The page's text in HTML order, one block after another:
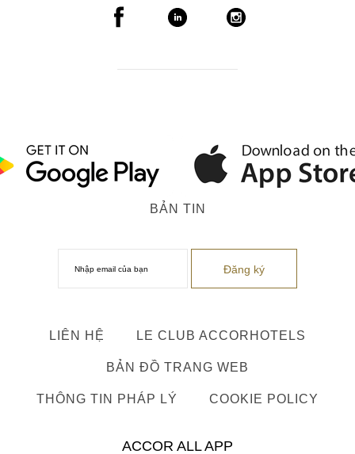
BẢN TIN
LIÊN HỆ LE CLUB ACCORHOTELS
BẢN ĐỒ TRANG WEB
THÔNG TIN PHÁP LÝ COOKIE POLICY
ACCOR ALL APP